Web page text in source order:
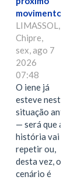
movimento.
LIMASSOL,
Chipre,
sex, ago 7
2026
07:48
O iene já
esteve nesta
situação antes
— será que a
história vai se
repetir ou,
desta vez, o
cenário é